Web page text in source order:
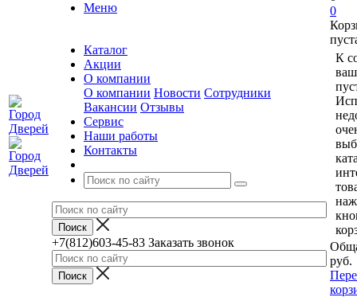
Меню
Каталог
Акции
О компании
О компании Новости Сотрудники
Вакансии Отзывы
Сервис
Наши работы
Контакты
+7(812)603-45-83 Заказать звонок
0
К
руб.